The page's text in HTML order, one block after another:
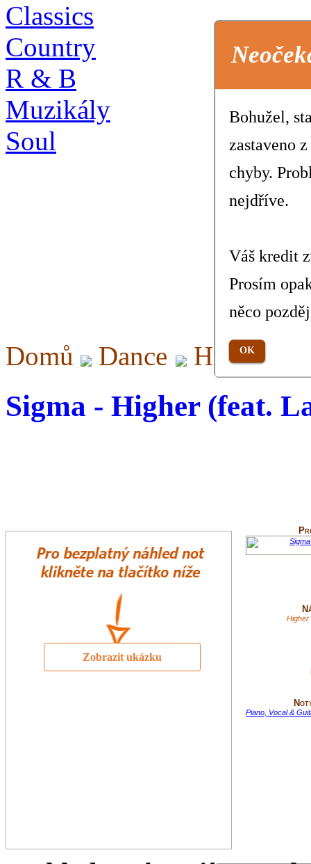
Classics
Country
R & B
Muzikály
Soul
Domů Dance Higher
Sigma - Higher (feat.
Zobrazit ukázku
Higher
Piano, Vocal &
Bohužel,
zastaveno
chyby.
nejdříve.
Váš kredit
Prosím
něco
OK